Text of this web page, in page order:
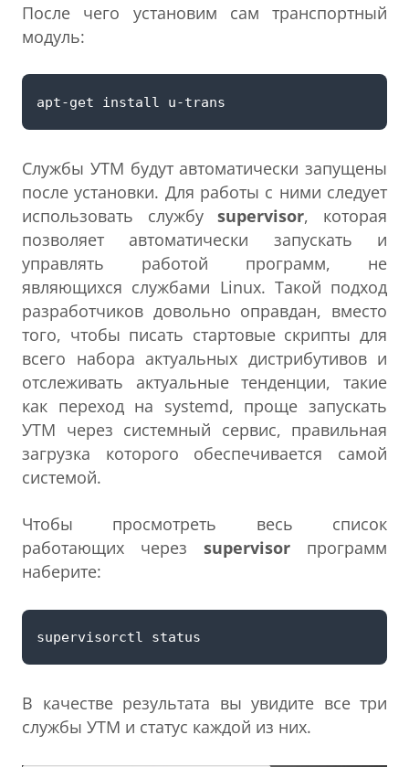
После чего установим сам транспортный
модуль:
Службы УТМ будут автоматически запущены
после установки. Для работы с ними следует
использовать службуsupervisor, которая
позволяет автоматически запускать и
управлять работой программ, не
являющихся службами Linuх. Такой подход
разработчиков довольно оправдан, вместо
того, чтобы писать стартовые скрипты для
всего набора актуальных дистрибутивов и
отслеживать актуальные тенденции, такие
как переход на systemd, проще запускать
УТМ через системный сервис, правильная
загрузка которого обеспечивается самой
системой.
Чтобы просмотреть весь список
работающих через supervisor программ
наберите:
В качестве результата вы увидите все три
службы УТМ и статус каждой из них.